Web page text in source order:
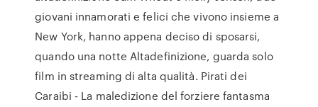
giovani innamorati e felici che vivono insieme a
New York, hanno appena deciso di sposarsi,
quando una notte Altadefinizione, guarda solo
film in streaming di alta qualità. Pirati dei
Caraibi - La maledizione del forziere fantasma